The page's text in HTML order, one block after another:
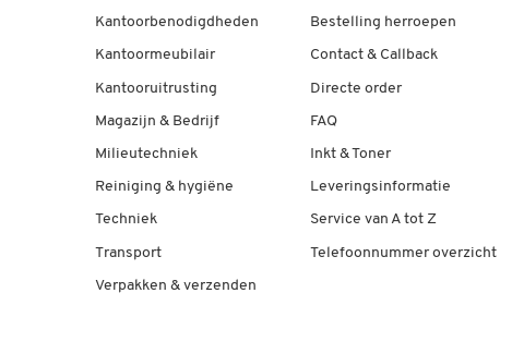
Kantoorbenodigdheden
Kantoormeubilair
Kantooruitrusting
Magazijn & Bedrijf
Milieutechniek
Reiniging & hygiëne
Techniek
Transport
Verpakken & verzenden
Bestelling herroepen
Contact & Callback
Directe order
FAQ
Inkt & Toner
Leveringsinformatie
Service van A tot Z
Telefoonnummer overzicht